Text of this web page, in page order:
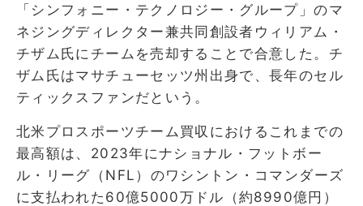
「シンフォニー・テクノロジー・グループ」のマ
ネジングディレクター兼共同創設者ウィリアム・
チザム氏にチームを売却することで合意した。チ
ザム氏はマサチューセッツ州出身で、長年のセル
ティックスファンだという。
北米プロスポーツチーム買収におけるこれまでの
最高額は、2023年にナショナル・フットボー
ル・リーグ（NFL）のワシントン・コマンダーズ
に支払われた60億5000万ドル（約8990億円）